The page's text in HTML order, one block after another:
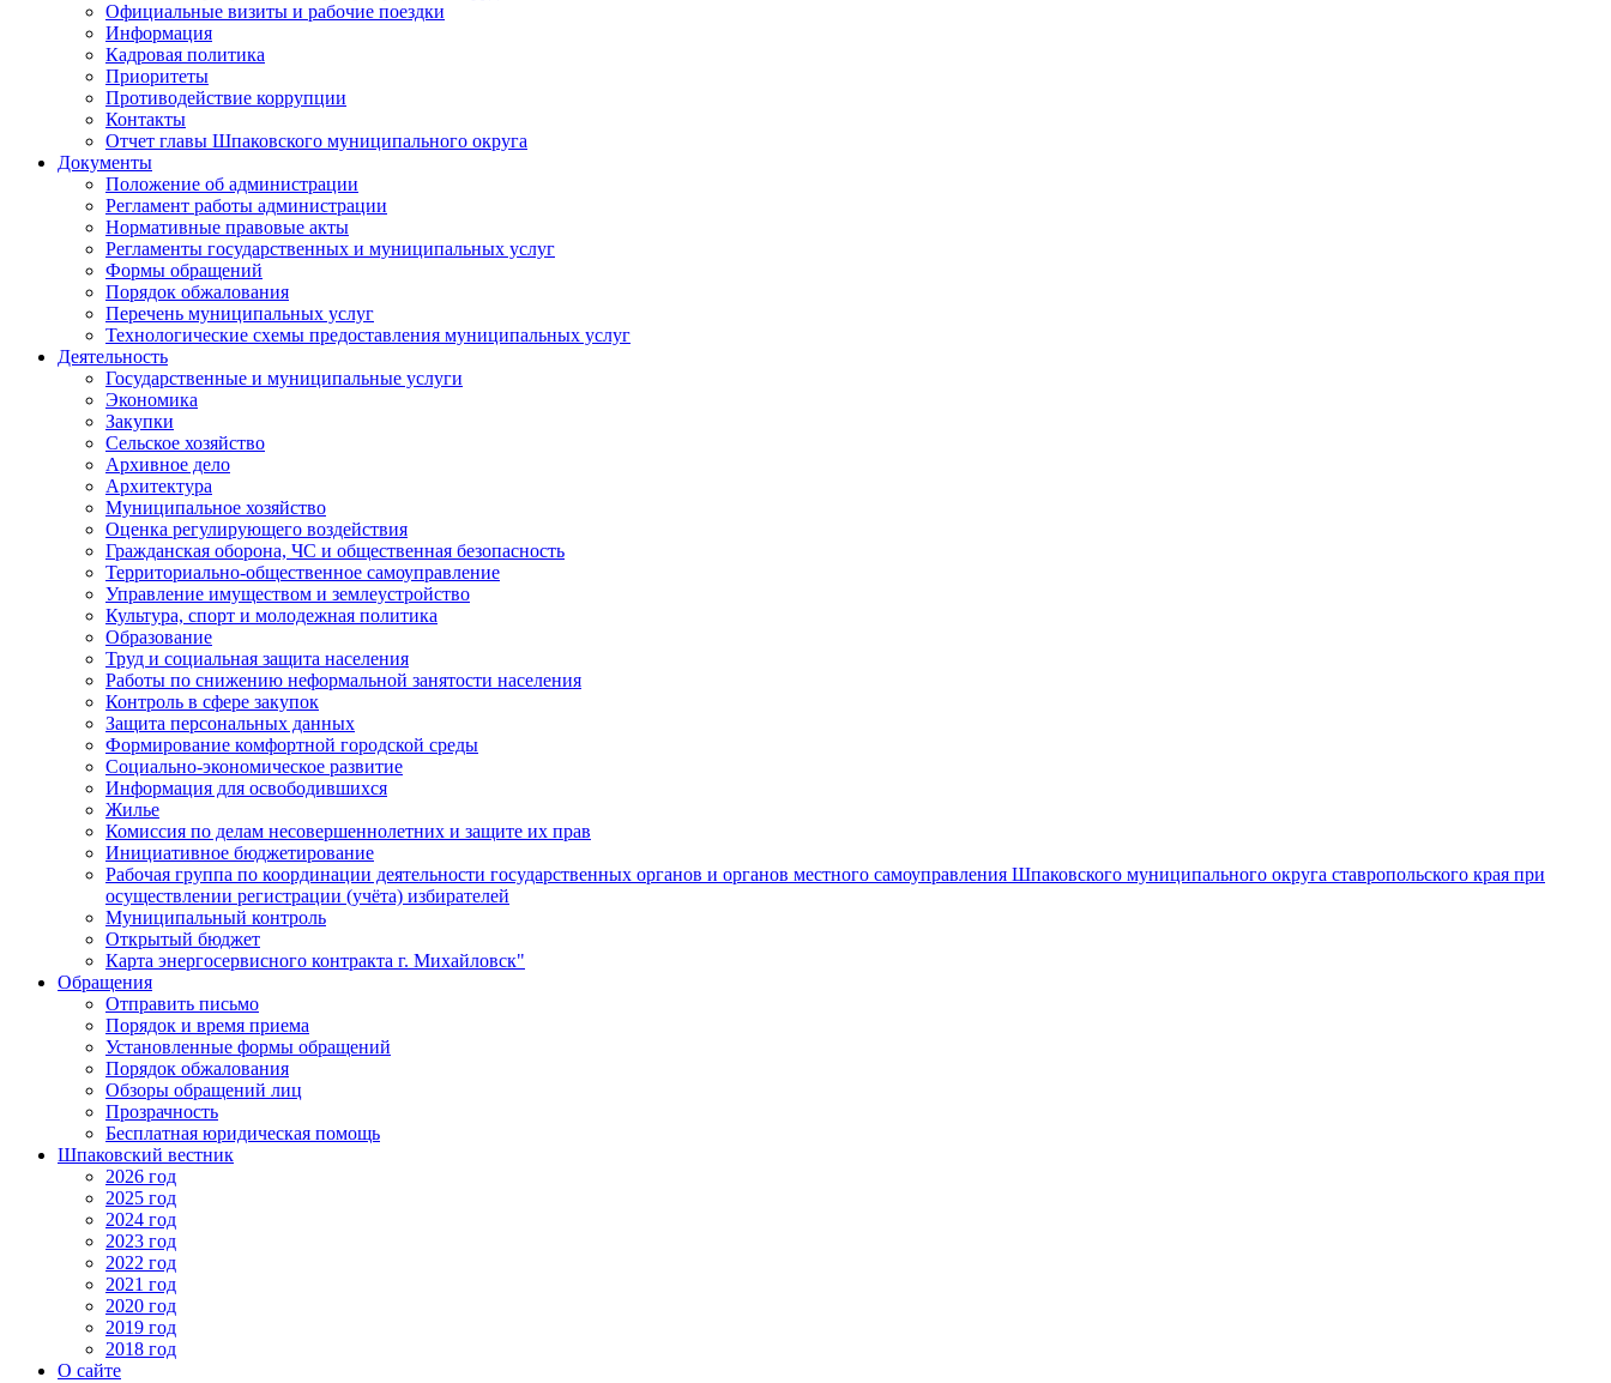
Официальные визиты и рабочие поездки
Информация
Кадровая политика
Приоритеты
Противодействие коррупции
Контакты
Отчет главы Шпаковского муниципального округа
Документы
Положение об администрации
Регламент работы администрации
Нормативные правовые акты
Регламенты государственных и муниципальных услуг
Формы обращений
Порядок обжалования
Перечень муниципальных услуг
Технологические схемы предоставления муниципальных услуг
Деятельность
Государственные и муниципальные услуги
Экономика
Закупки
Сельское хозяйство
Архивное дело
Архитектура
Муниципальное хозяйство
Оценка регулирующего воздействия
Гражданская оборона, ЧС и общественная безопасность
Территориально-общественное самоуправление
Управление имуществом и землеустройство
Культура, спорт и молодежная политика
Образование
Труд и социальная защита населения
Работы по снижению неформальной занятости населения
Контроль в сфере закупок
Защита персональных данных
Формирование комфортной городской среды
Социально-экономическое развитие
Информация для освободившихся
Жилье
Комиссия по делам несовершеннолетних и защите их прав
Инициативное бюджетирование
Рабочая группа по координации деятельности государственных органов и органов местного самоуправления Шпаковского муниципального округа ставропольского края при
осуществлении регистрации (учёта) избирателей
Муниципальный контроль
Открытый бюджет
Карта энергосервисного контракта г. Михайловск"
Обращения
Отправить письмо
Порядок и время приема
Установленные формы обращений
Порядок обжалования
Обзоры обращений лиц
Прозрачность
Бесплатная юридическая помощь
Шпаковский вестник
2026 год
2025 год
2024 год
2023 год
2022 год
2021 год
2020 год
2019 год
2018 год
О сайте